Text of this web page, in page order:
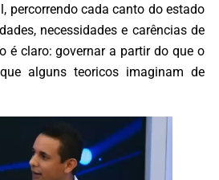
percorrendo cada canto do estado
necessidades e carências de
é claro: governar a partir do que o
alguns teoricos imaginam de